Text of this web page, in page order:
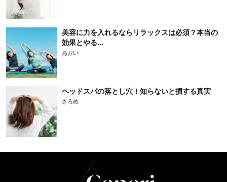
美容に力を入れるならリラックスは必須？本当の
効果とやる...
あおい
ヘッドスパの落とし穴！知らないと損する真実
さろめ